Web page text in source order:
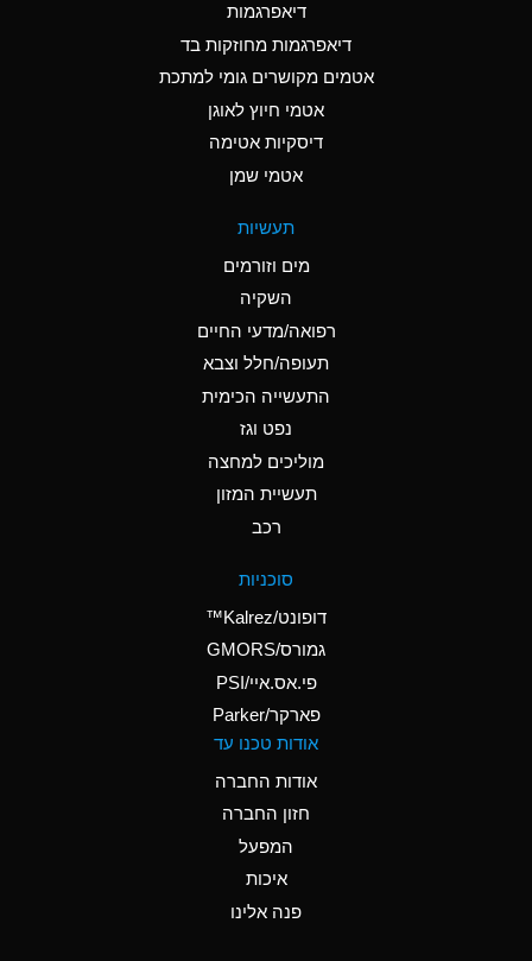
Ammonia Anhydrous
D
Ammonia Gas (cold)
D
Ammonia Gas (hot)
Ammonium Hydroxide
B
Ammonium Nitrate
Ammonium Nitrite
Ammonium Persulfate
Ammonium Phosphate
A
Ammonium Sulfate
B
Amyl Acetate (Banana
דיאפרגמות
דיאפרגמות מחוזקות בד
אטמים מקושרים גומי למתכת
אטמי חיוץ לאוגן
דיסקיות אטימה
אטמי שמן
תעשיות
מים וזורמים
השקיה
רפואה/מדעי החיים
תעופה/חלל וצבא
התעשייה הכימית
נפט וגז
מוליכים למחצה
תעשיית המזון
רכב
סוכניות
דופונט/Kalrez™
גמורס/GMORS
פי.אס.איי/PSI
פארקר/Parker
אודות טכנו עד
אודות החברה
חזון החברה
המפעל
איכות
פנה אלינו